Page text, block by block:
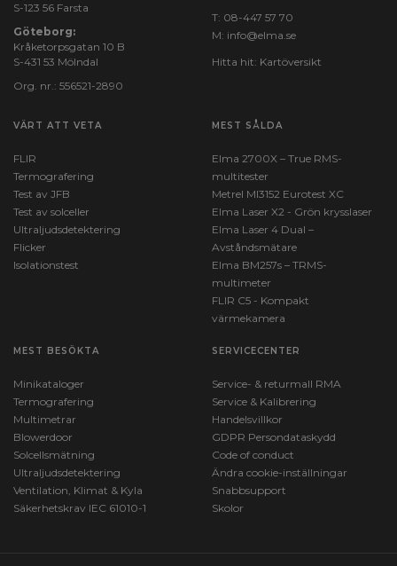
S-123 56 Farsta
Göteborg:
Kråketorpsgatan 10 B
S-431 53 Mölndal
Org. nr.: 556521-2890
T: 08-447 57 70
M: info@elma.se
Hitta hit: Kartöversikt
VÄRT ATT VETA
FLIR
Termografering
Test av JFB
Test av solceller
Ultraljudsdetektering
Flicker
Isolationstest
MEST SÅLDA
Elma 2700X – True RMS-
multitester
Metrel MI3152 Eurotest XC
Elma Laser X2 - Grön krysslaser
Elma Laser 4 Dual –
Avståndsmätare
Elma BM257s – TRMS-
multimeter
FLIR C5 - Kompakt
värmekamera
MEST BESÖKTA
Minikataloger
Termografering
Multimetrar
Blowerdoor
Solcellsmätning
Ultraljudsdetektering
Ventilation, Klimat & Kyla
Säkerhetskrav IEC 61010-1
SERVICECENTER
Service- & returmall RMA
Service & Kalibrering
Handelsvillkor
GDPR Persondataskydd
Code of conduct
Ändra cookie-inställningar
Snabbsupport
Skolor